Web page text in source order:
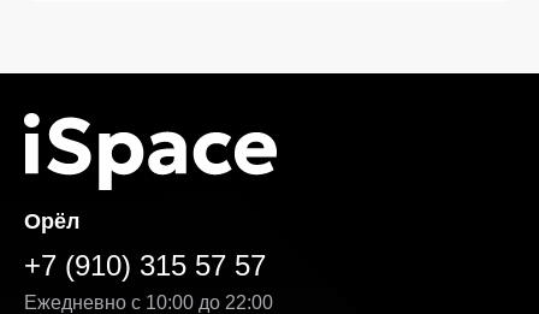
Орёл
+7 (910) 315 57 57
Ежедневно с 10:00 до 22:00